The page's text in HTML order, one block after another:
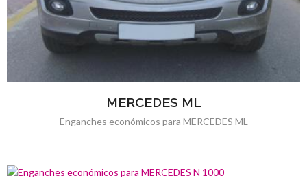
MERCEDES ML
Enganches económicos para MERCEDES ML